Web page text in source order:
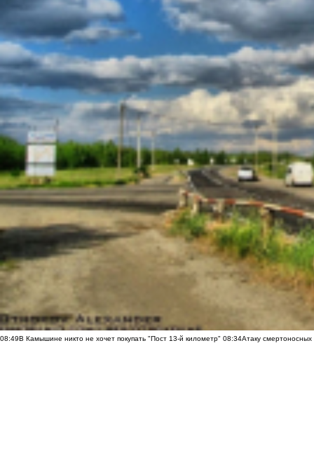
08:49В Камышине никто не хочет покупать "Пост 13-й километр" 08:34Атаку